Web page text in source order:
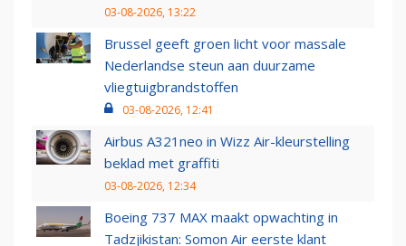
03-08-2026, 13:22
Brussel geeft groen licht voor massale
Nederlandse steun aan duurzame
vliegtuigbrandstoffen
03-08-2026, 12:41
Airbus A321neo in Wizz Air-kleurstelling
beklad met graffiti
03-08-2026, 12:34
Boeing 737 MAX maakt opwachting in
Tadzjikistan: Somon Air eerste klant